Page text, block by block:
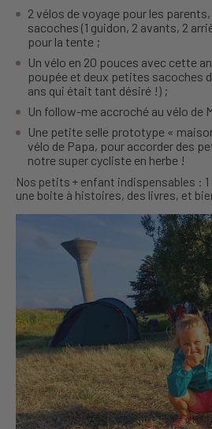
2 vélos de voyage pour les
sacoches (1 guidon, 2 avants, 2
pour la tente ;
Un vélo en 20 pouces avec cette
poupée et deux petites sacoches
ans qui était tant désiré !) ;
Un follow-me accroché au vélo de
Une petite selle prototype «
vélo de Papa, pour accorder des
notre super cycliste en herbe !
Nos petits + enfant indispensables :
une boite à histoires, des livres, et